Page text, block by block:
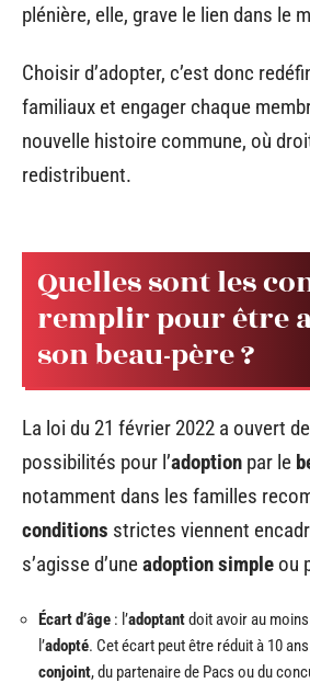
plénière, elle, grave le lien dans le
Choisir d’adopter, c’est donc
familiaux et engager chaque
nouvelle histoire commune, où
redistribuent.
Quelles sont les
remplir pour être
son beau-père ?
La loi du 21 février 2022 a ouvert
possibilités pour l’adoption par le
notamment dans les familles
conditions strictes viennent
s’agisse d’uneadoption simple ou
Écart d’âge : l’adoptantdoit avoir au
l’adopté. Cet écart peut être réduit à 10
conjoint, du partenaire de Pacs ou du